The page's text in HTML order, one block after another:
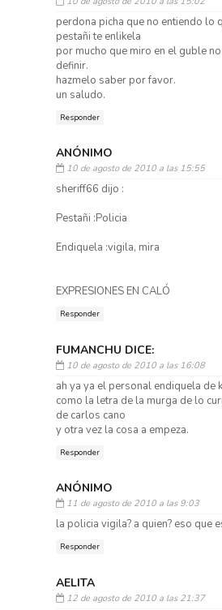
perdona picha que no entiendo lo
pestañi te enlikela
por mucho que miro en el guble
definir.
hazmelo saber por favor.
un saludo.
Responder
ANÓNIMO
10 de agosto de 2010 a las 15:55
sheriff66 dijo :
Pestañi :Policia
Endiquela :vigila, mira
EXPRESIONES EN CALÓ
Responder
FUMANCHU DICE:
10 de agosto de 2010 a las 16:08
ah ya ya el personal endiquela de
como la letra de la murga de lo
de carlos cano
y otra vez la cosa a empeza.
Responder
ANÓNIMO
11 de agosto de 2010 a las 9:03
la policia vigila? a quien? eso que
Responder
AELITA
12 de agosto de 2010 a las 21:37